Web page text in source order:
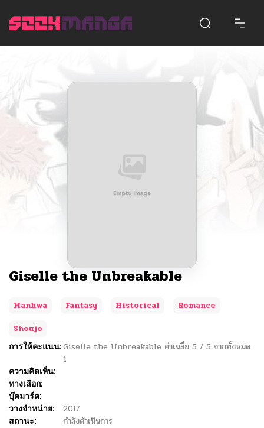
Giselle the Unbreakable
Manhwa Fantasy Historical
Romance
Shoujo
การให้คะแนน:Giselle the Unbreakable ค่าเฉลี่ย 5 / 5 จากทั้งหมด
1
ความคิดเห็น:
ทางเลือก:
บุ๊คมาร์ค:
วางจำหน่าย:
2017
สถานะ:
กำลังดำเนินการ